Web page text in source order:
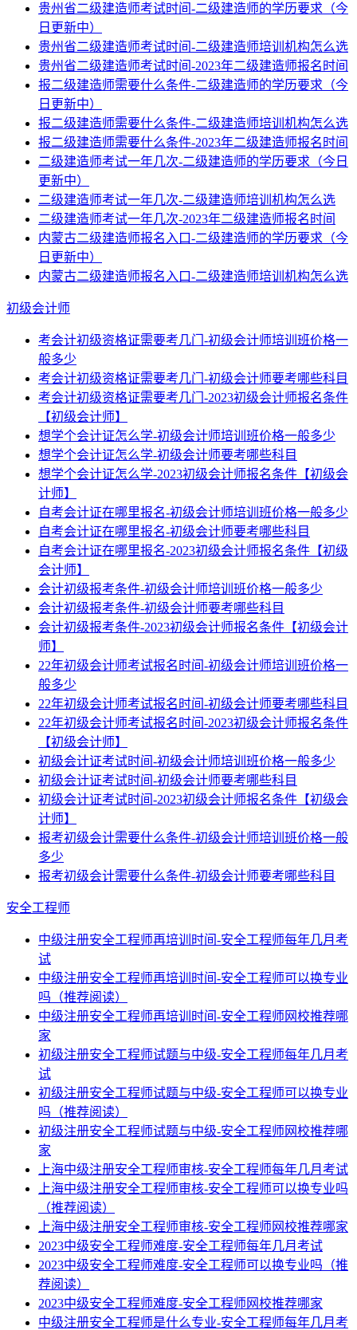
贵州省二级建造师考试时间-二级建造师的学历要求（今
日更新中）
贵州省二级建造师考试时间-二级建造师培训机构怎么选
贵州省二级建造师考试时间-2023年二级建造师报名时间
报二级建造师需要什么条件-二级建造师的学历要求（今
日更新中）
报二级建造师需要什么条件-二级建造师培训机构怎么选
报二级建造师需要什么条件-2023年二级建造师报名时间
二级建造师考试一年几次-二级建造师的学历要求（今日
更新中）
二级建造师考试一年几次-二级建造师培训机构怎么选
二级建造师考试一年几次-2023年二级建造师报名时间
内蒙古二级建造师报名入口-二级建造师的学历要求（今
日更新中）
内蒙古二级建造师报名入口-二级建造师培训机构怎么选
初级会计师
考会计初级资格证需要考几门-初级会计师培训班价格一
般多少
考会计初级资格证需要考几门-初级会计师要考哪些科目
考会计初级资格证需要考几门-2023初级会计师报名条件
【初级会计师】
想学个会计证怎么学-初级会计师培训班价格一般多少
想学个会计证怎么学-初级会计师要考哪些科目
想学个会计证怎么学-2023初级会计师报名条件【初级会
计师】
自考会计证在哪里报名-初级会计师培训班价格一般多少
自考会计证在哪里报名-初级会计师要考哪些科目
自考会计证在哪里报名-2023初级会计师报名条件【初级
会计师】
会计初级报考条件-初级会计师培训班价格一般多少
会计初级报考条件-初级会计师要考哪些科目
会计初级报考条件-2023初级会计师报名条件【初级会计
师】
22年初级会计师考试报名时间-初级会计师培训班价格一
般多少
22年初级会计师考试报名时间-初级会计师要考哪些科目
22年初级会计师考试报名时间-2023初级会计师报名条件
【初级会计师】
初级会计证考试时间-初级会计师培训班价格一般多少
初级会计证考试时间-初级会计师要考哪些科目
初级会计证考试时间-2023初级会计师报名条件【初级会
计师】
报考初级会计需要什么条件-初级会计师培训班价格一般
多少
报考初级会计需要什么条件-初级会计师要考哪些科目
安全工程师
中级注册安全工程师再培训时间-安全工程师每年几月考
试
中级注册安全工程师再培训时间-安全工程师可以换专业
吗（推荐阅读）
中级注册安全工程师再培训时间-安全工程师网校推荐哪
家
初级注册安全工程师试题与中级-安全工程师每年几月考
试
初级注册安全工程师试题与中级-安全工程师可以换专业
吗（推荐阅读）
初级注册安全工程师试题与中级-安全工程师网校推荐哪
家
上海中级注册安全工程师审核-安全工程师每年几月考试
上海中级注册安全工程师审核-安全工程师可以换专业吗
（推荐阅读）
上海中级注册安全工程师审核-安全工程师网校推荐哪家
2023中级安全工程师难度-安全工程师每年几月考试
2023中级安全工程师难度-安全工程师可以换专业吗（推
荐阅读）
2023中级安全工程师难度-安全工程师网校推荐哪家
中级注册安全工程师是什么专业-安全工程师每年几月考